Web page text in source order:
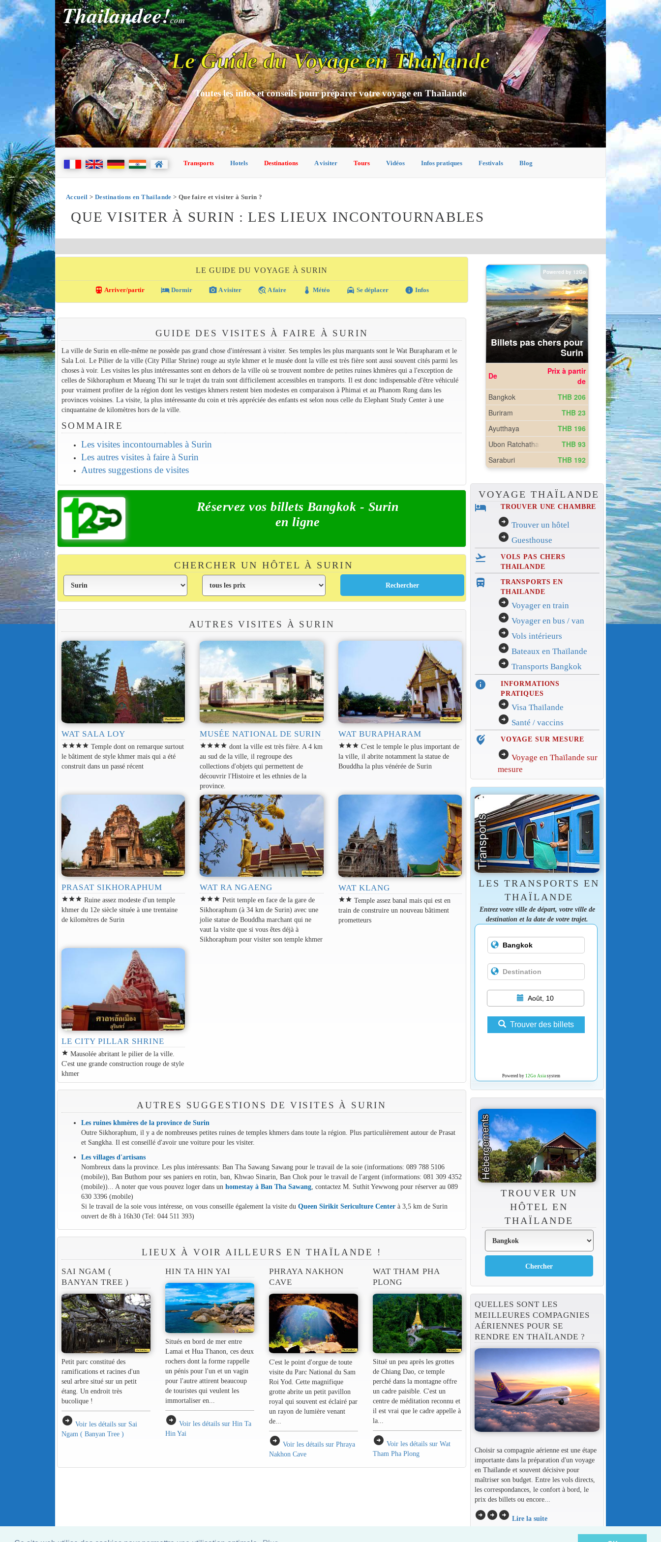
Thailandee!com
Le Guide du Voyage en Thaïlande
Toutes les infos et conseils pour préparer votre voyage en Thaïlande
Transports Hotels Destinations A visiter Tours Vidéos Infos pratiques Festivals Blog
Accueil > Destinations en Thaïlande > Que faire et visiter à Surin ?
QUE VISITER À SURIN : LES LIEUX INCONTOURNABLES
LE GUIDE DU VOYAGE À SURIN
directions_transit Arriver/partir local_hotel Dormir photo_camera A visiter travel_explore A faire thermostat Météo local_taxi Se déplacer info Infos
GUIDE DES VISITES À FAIRE À SURIN
La ville de Surin en elle-même ne possède pas grand chose d'intéressant à visiter. Ses temples les plus marquants sont le Wat Burapharam et le
Sala Loi. Le Pilier de la ville (City Pillar Shrine) rouge au style khmer et le musée dont la ville est très fière sont aussi souvent cités parmi les
choses à voir. Les visites les plus intéressantes sont en dehors de la ville où se trouvent nombre de petites ruines khmères qui a l'exception de
celles de Sikhoraphum et Mueang Thi sur le trajet du train sont difficilement accessibles en transports. Il est donc indispensable d'être véhiculé
pour vraiment profiter de la région dont les vestiges khmers restent bien modestes en comparaison à Phimai et au Phanom Rung dans les
provinces voisines. La visite, la plus intéressante du coin et très appréciée des enfants est selon nous celle du Elephant Study Center à une
cinquantaine de kilomètres hors de la ville.
SOMMAIRE
Les visites incontournables à Surin
Les autres visites à faire à Surin
Autres suggestions de visites
Réservez vos billets Bangkok - Surin
en ligne
CHERCHER UN HÔTEL À SURIN
AUTRES VISITES À SURIN
WAT SALA LOY
starstarstarstar Temple dont on remarque surtout
le bâtiment de style khmer mais qui a été
construit dans un passé récent
MUSÉE NATIONAL DE SURIN
starstarstarstar dont la ville est très fière. A 4 km
au sud de la ville, il regroupe des
collections d'objets qui permettent de
découvrir l'Histoire et les ethnies de la
province.
WAT BURAPHARAM
starstarstar C'est le temple le plus important de
la ville, il abrite notamment la statue de
Bouddha la plus vénérée de Surin
PRASAT SIKHORAPHUM
starstarstar Ruine assez modeste d'un temple
khmer du 12e siècle située à une trentaine
de kilomètres de Surin
WAT RA NGAENG
starstarstar Petit temple en face de la gare de
Sikhoraphum (à 34 km de Surin) avec une
jolie statue de Bouddha marchant qui ne
vaut la visite que si vous êtes déjà à
Sikhoraphum pour visiter son temple khmer
WAT KLANG
starstar Temple assez banal mais qui est en
train de construire un nouveau bâtiment
prometteurs
LE CITY PILLAR SHRINE
star Mausolée abritant le pilier de la ville.
C'est une grande construction rouge de style
khmer
AUTRES SUGGESTIONS DE VISITES À SURIN
Les ruines khmères de la province de Surin
Outre Sikhoraphum, il y a de nombreuses petites ruines de temples khmers dans toute la région. Plus particulièrement autour de Prasat
et Sangkha. Il est conseillé d'avoir une voiture pour les visiter.
Les villages d'artisans
Nombreux dans la province. Les plus intéressants: Ban Tha Sawang Sawang pour le travail de la soie (informations: 089 788 5106
(mobile)), Ban Buthom pour ses paniers en rotin, ban, Khwao Sinarin, Ban Chok pour le travail de l'argent (informations: 081 309 4352
(mobile))... A noter que vous pouvez loger dans un homestay à Ban Tha Sawang, contactez M. Suthit Yewwong pour réserver au 089
630 3396 (mobile)
Si le travail de la soie vous intéresse, on vous conseille également la visite du Queen Sirikit Sericulture Centerà 3,5 km de Surin
ouvert de 8h à 16h30 (Tel: 044 511 393)
LIEUX À VOIR AILLEURS EN THAÏLANDE !
SAI NGAM (
BANYAN TREE )
Petit parc constitué des
ramifications et racines d'un
seul arbre situé sur un petit
étang. Un endroit très
bucolique !
arrow_circle_right Voir les détails sur Sai
Ngam ( Banyan Tree )
HIN TA HIN YAI
Situés en bord de mer entre
Lamai et Hua Thanon, ces deux
rochers dont la forme rappelle
un pénis pour l'un et un vagin
pour l'autre attirent beaucoup
de touristes qui veulent les
immortaliser en...
arrow_circle_right Voir les détails sur Hin Ta
Hin Yai
PHRAYA NAKHON
CAVE
C'est le point d'orgue de toute
visite du Parc National du Sam
Roi Yod. Cette magnifique
grotte abrite un petit pavillon
royal qui souvent est éclairé par
un rayon de lumière venant
de...
arrow_circle_right Voir les détails sur Phraya
Nakhon Cave
WAT THAM PHA
PLONG
Situé un peu après les grottes
de Chiang Dao, ce temple
perché dans la montagne offre
un cadre paisible. C'est un
centre de méditation reconnu et
il est vrai que le cadre appelle à
la...
arrow_circle_right Voir les détails sur Wat
Tham Pha Plong
VOYAGE THAÏLANDE
hotel TROUVER UNE CHAMBRE
arrow_circle_right Trouver un hôtel
arrow_circle_right Guesthouse
flight_takeoff
VOLS PAS CHERS
THAILANDE
directions_bus_filled
TRANSPORTS EN
THAILANDE
arrow_circle_right Voyager en train
arrow_circle_right Voyager en bus / van
arrow_circle_right Vols intérieurs
arrow_circle_right Bateaux en Thaïlande
arrow_circle_right Transports Bangkok
info
INFORMATIONS
PRATIQUES
arrow_circle_right Visa Thaïlande
arrow_circle_right Santé / vaccins
edit_location_alt VOYAGE SUR MESURE
arrow_circle_right Voyage en Thaïlande sur
mesure
LES TRANSPORTS EN
THAÏLANDE
Entrez votre ville de départ, votre ville de
destination et la date de votre trajet.
Août, 10
Trouver des billets
Powered by 12Go Asiasystem
TROUVER UN
HÔTEL EN
THAÏLANDE
QUELLES SONT LES
MEILLEURES COMPAGNIES
AÉRIENNES POUR SE
RENDRE EN THAÏLANDE ?
Choisir sa compagnie aérienne est une étape
importante dans la préparation d'un voyage
en Thaïlande et souvent décisive pour
maîtriser son budget. Entre les vols directs,
les correspondances, le confort à bord, le
prix des billets ou encore...
arrow_circle_rightarrow_circle_rightarrow_circle_right Lire la suite